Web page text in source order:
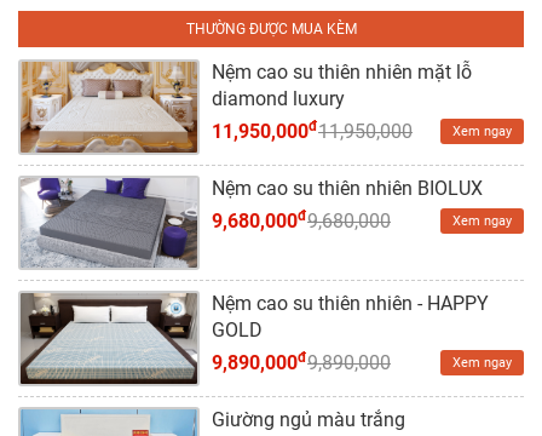
Thờ
Nội
Thất
Văn
Phòng
Sản
Phẩm
Khác
Giới
Thiệu
THƯỜNG ĐƯỢC MUA KÈM
Nệm cao su thiên nhiên mặt lỗ
diamond luxury
11,950,000đ11,950,000 Xem ngay
Nệm cao su thiên nhiên BIOLUX
9,680,000đ9,680,000 Xem ngay
Nệm cao su thiên nhiên - HAPPY
GOLD
9,890,000đ9,890,000 Xem ngay
Giường ngủ màu trắng